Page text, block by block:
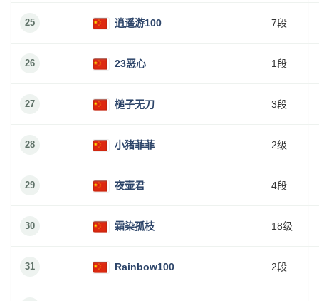
25 逍遥游100 7段
26 23恶心 1段
27 槌子无刀 3段
28 小猪菲菲 2级
29 夜壶君 4段
30 霜染孤枝 18级
31 Rainbow100 2段